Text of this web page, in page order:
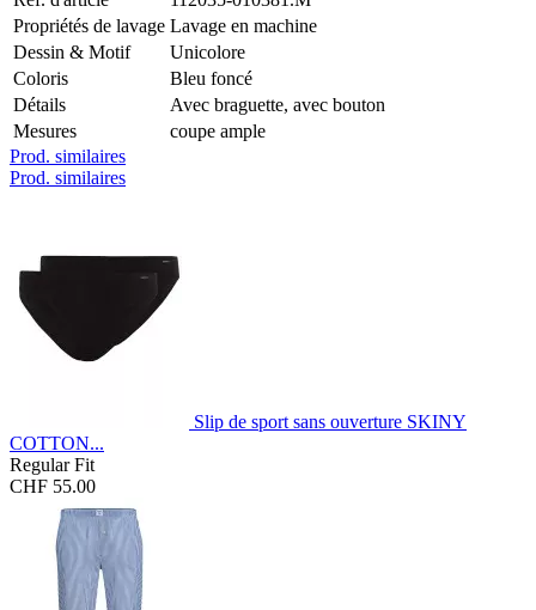
Propriétés de lavage Lavage en machine
Dessin & Motif
Unicolore
Coloris
Bleu foncé
Détails
Avec braguette, avec bouton
Mesures
coupe ample
Prod. similaires
Prod. similaires
Slip de sport sans ouverture SKINY
COTTON...
Regular Fit
CHF 55.00